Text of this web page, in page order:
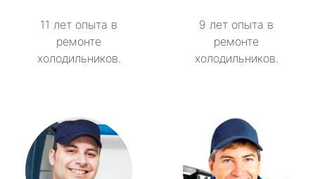
11 лет опыта в
ремонте
холодильников.
9 лет опыта в
ремонте
холодильников.